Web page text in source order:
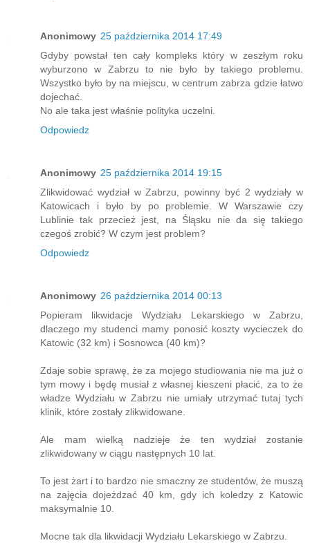
Anonimowy 25 października 2014 17:49
Gdyby powstał ten cały kompleks który w zeszłym roku
wyburzono w Zabrzu to nie było by takiego problemu.
Wszystko było by na miejscu, w centrum zabrza gdzie łatwo
dojechać.
No ale taka jest właśnie polityka uczelni.
Odpowiedz
Anonimowy 25 października 2014 19:15
Zlikwidować wydział w Zabrzu, powinny być 2 wydziały w
Katowicach i było by po problemie. W Warszawie czy
Lublinie tak przecież jest, na Śląsku nie da się takiego
czegoś zrobić? W czym jest problem?
Odpowiedz
Anonimowy 26 października 2014 00:13
Popieram likwidacje Wydziału Lekarskiego w Zabrzu,
dlaczego my studenci mamy ponosić koszty wycieczek do
Katowic (32 km) i Sosnowca (40 km)?
Zdaje sobie sprawę, że za mojego studiowania nie ma już o
tym mowy i będę musiał z własnej kieszeni płacić, za to że
władze Wydziału w Zabrzu nie umiały utrzymać tutaj tych
klinik, które zostały zlikwidowane.
Ale mam wielką nadzieje że ten wydział zostanie
zlikwidowany w ciągu następnych 10 lat.
To jest żart i to bardzo nie smaczny ze studentów, że muszą
na zajęcia dojeżdzać 40 km, gdy ich koledzy z Katowic
maksymalnie 10.
Mocne tak dla likwidacji Wydziału Lekarskiego w Zabrzu.